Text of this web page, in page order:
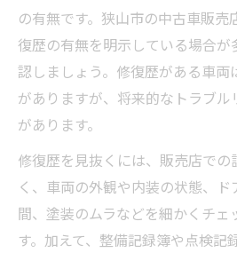
の有無です。狭山市の中古車販売
復歴の有無を明示している場合
認しましょう。修復歴がある車両
がありますが、将来的なトラブ
があります。
修復歴を見抜くには、販売店で
く、車両の外観や内装の状態、
間、塗装のムラなどを細かくチェ
す。加えて、整備記録簿や点検記